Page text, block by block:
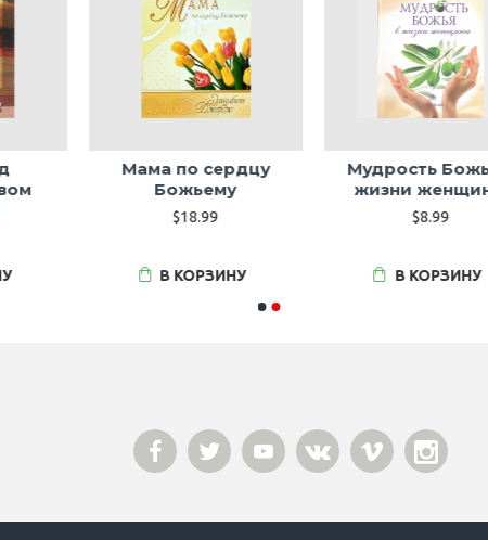
Мама по сердцу
Божьему
$18.99
В КОРЗИНУ
Мудрость Божья в
жизни женщины
В КОРЗИНУ